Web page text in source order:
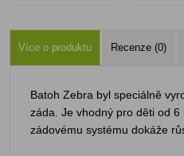
Více o produktu Recenze (0)
Batoh Zebra byl speciálně
záda. Je vhodný pro děti od
zádovému systému dokáže